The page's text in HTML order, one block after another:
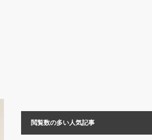
閲覧数の多い人気記事